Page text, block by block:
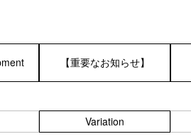
【重要なお知らせ】
Variation